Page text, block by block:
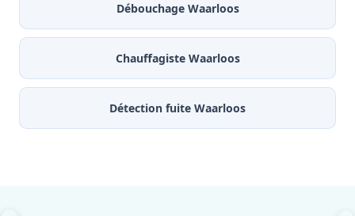
Débouchage Waarloos
Chauffagiste Waarloos
Détection fuite Waarloos